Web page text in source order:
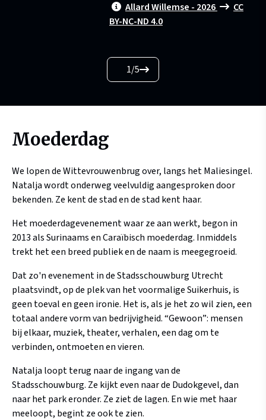
Allard Willemse - 2026
CC
BY-NC-ND 4.0
1/5
Moederdag
We lopen de Wittevrouwenbrug over, langs het Maliesingel.
Natalja wordt onderweg veelvuldig aangesproken door
bekenden. Ze kent de stad en de stad kent haar.
Het moederdagevenement waar ze aan werkt, begon in
2013 als Surinaams en Caraïbisch moederdag. Inmiddels
trekt het een breed publiek en de naam is meegegroeid.
Dat zo'n evenement in de Stadsschouwburg Utrecht
plaatsvindt, op de plek van het voormalige Suikerhuis, is
geen toeval en geen ironie. Het is, als je het zo wil zien, een
totaal andere vorm van bedrijvigheid. “Gewoon”: mensen
bij elkaar, muziek, theater, verhalen, een dag om te
verbinden, ontmoeten en vieren.
Natalja loopt terug naar de ingang van de
Stadsschouwburg. Ze kijkt even naar de Dudokgevel, dan
naar het park eronder. Ze ziet de lagen. En wie met haar
meeloopt, begint ze ook te zien.